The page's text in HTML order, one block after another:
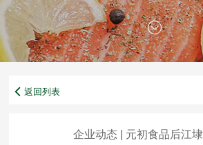
返回列表
企业动态 | 元初食品后江